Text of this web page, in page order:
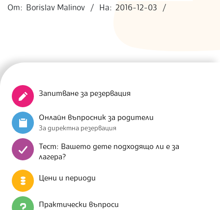
12-
От: Borislav Malinov На: 2016-12-03
Запитване за резервация
Онлайн въпросник за родители
За директна резервация
Тест: Вашето дете подходящо ли е за
лагера?
Цени и периоди
Практически въпроси